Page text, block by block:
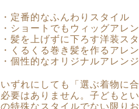
・定番的なふんわりスタイル
・ショートでもウィッグアレ
・髪を上げずに下ろす洋装ス
・くるくる巻き髪を作るアレ
・個性的なオリジナルアレンジ
いずれにしても「選ぶ着物に
必要はありません。子どもと
の特殊なスタイルでない限り